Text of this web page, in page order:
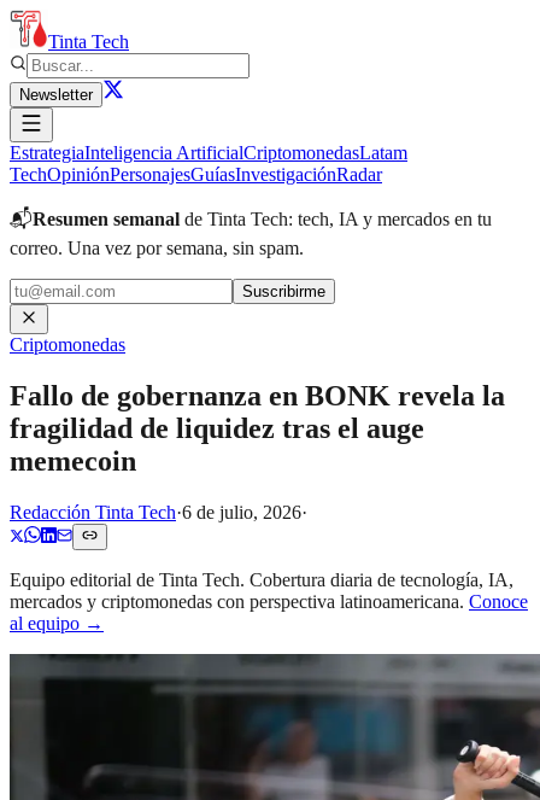
Tinta Tech
Newsletter
EstrategiaInteligencia ArtificialCriptomonedasLatam
TechOpiniónPersonajesGuíasInvestigaciónRadar
📬Resumen semanal de Tinta Tech: tech, IA y mercados en tu
correo. Una vez por semana, sin spam.
Suscribirme
Criptomonedas
Fallo de gobernanza en BONK revela la
fragilidad de liquidez tras el auge
memecoin
Redacción Tinta Tech·6 de julio, 2026·
Equipo editorial de Tinta Tech. Cobertura diaria de tecnología, IA,
mercados y criptomonedas con perspectiva latinoamericana. Conoce
al equipo →